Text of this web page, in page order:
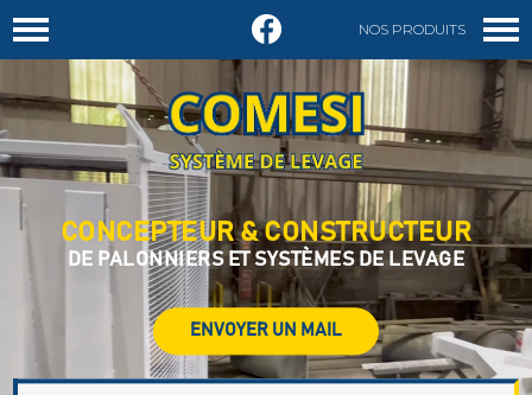
NOS PRODUITS
DEMANDER UN DEVIS
CONCEPTEUR & CONSTRUCTEUR
DE PALONNIERS ET SYSTÈMES DE LEVAGE
ENVOYER UN MAIL